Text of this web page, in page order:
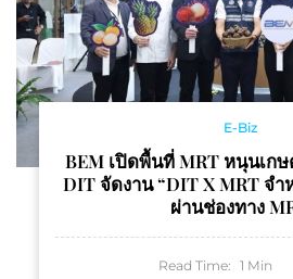
E-Biz
BEM เปิดพื้นที่ MRT หนุนเก
DIT จัดงาน “DIT X MRT จ
ผ่านช่องทาง
Read Time: 1 Min